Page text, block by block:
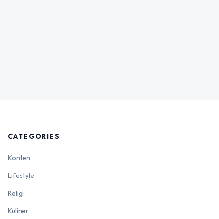
CATEGORIES
Konten
Lifestyle
Religi
Kuliner